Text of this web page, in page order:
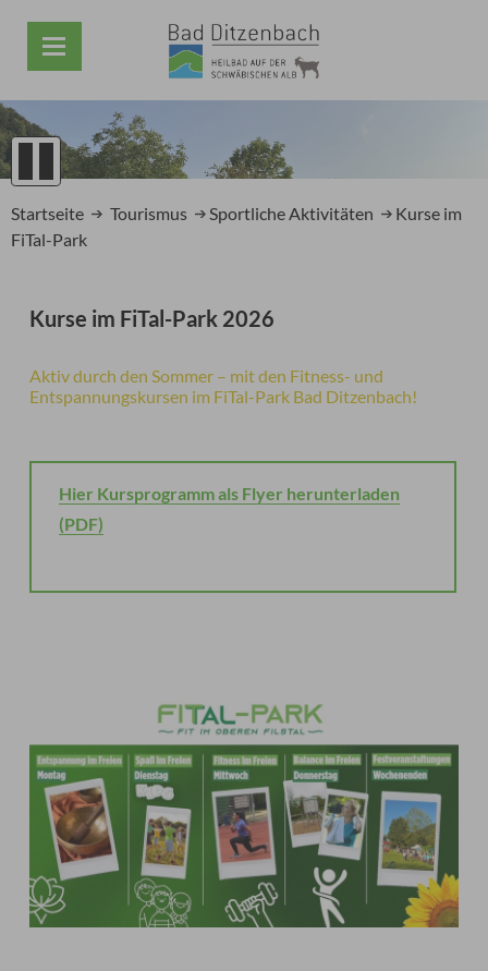
Startseite Tourismus Sportliche Aktivitäten
Kurse im
FiTal-Park
Kurse im FiTal-Park 2026
Aktiv durch den Sommer – mit den Fitness- und
Entspannungskursen im FiTal-Park Bad Ditzenbach!
Hier Kursprogramm als Flyer herunterladen
(PDF)